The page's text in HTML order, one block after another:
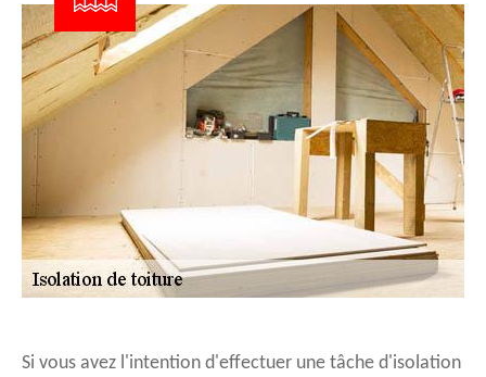
Si vous avez l'intention d'effectuer une tâche d'isolation